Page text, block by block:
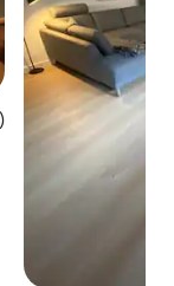
4,9 na 5, liczba